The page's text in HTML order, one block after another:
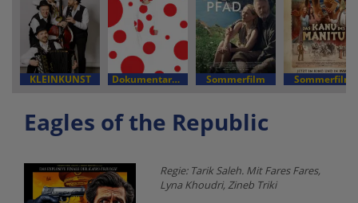
KLEINKUNST Dokumentarfilm Sommerfilm Sommerfilm
Eagles of the Republic
Regie: Tarik Saleh. Mit Fares Fares,
Lyna Khoudri, Zineb Triki